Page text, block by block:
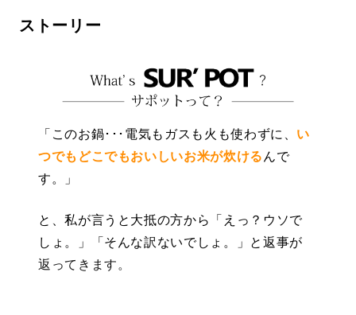
ストーリー
「このお鍋･･･電気もガスも火も使わずに、 い
つでもどこでもおいしいお米が炊ける んで
す。」
と、私が言うと大抵の方から「えっ？ウソで
しょ。」「そんな訳ないでしょ。」と返事が
返ってきます。